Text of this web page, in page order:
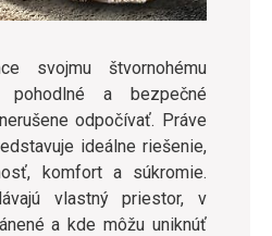
svojmu štvornohému
pohodlné a bezpečné
odpočívať. Práve
ideálne riešenie,
komfort a súkromie.
vlastný priestor, v
a kde môžu uniknúť